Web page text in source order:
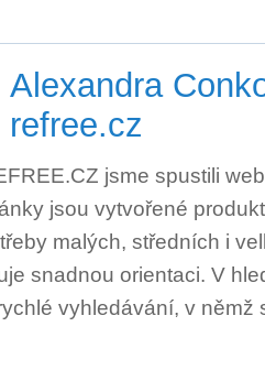
Alexandra
refree.cz
jsme spustili
jsou vytvořené
malých, středních i
snadnou orientaci. V
vyhledávání, v